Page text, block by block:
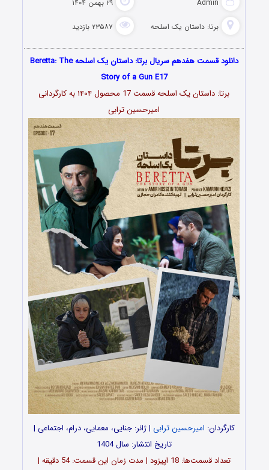
Admin ۲۹ بهمن ۱۴۰۴
برتا: داستان یک اسلحه ۲۳۵۸۷ بازدید
دانلود قسمت هفدهم سریال برتا: داستان یک اسلحه ‌Beretta: The
Story of a Gun E17
برتا: داستان یک اسلحه قسمت 17 محصول ۱۴۰۴ به کارگردانی
امیرحسین ترابی
کارگردان: امیرحسین ترابی | ژانر: جنایی، معمایی، درام، اجتماعی |
تاریخ انتشار: سال 1404
تعداد قسمت‌ها: 18 اپیزود | مدت زمان این قسمت: 54 دقیقه |